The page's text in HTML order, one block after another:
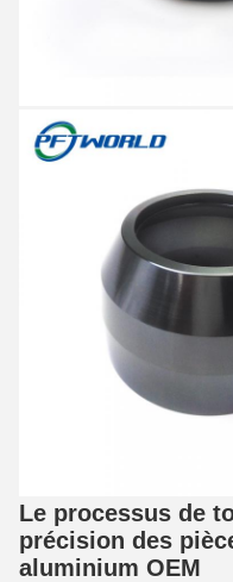
Le processus de
précision des
aluminium OEM